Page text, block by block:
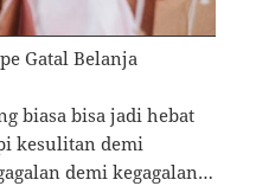
Gatal Belanja
biasa bisa jadi hebat
kesulitan demi
demi kegagalan…